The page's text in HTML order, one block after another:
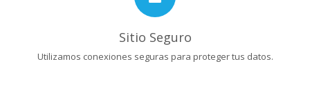
Sitio Seguro
Utilizamos conexiones seguras para proteger tus datos.